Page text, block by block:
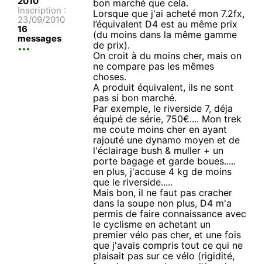
Inscription :
23/09/2010
16
messages
bon marché que cela.
Lorsque que j'ai acheté mon 7.2fx,
l’équivalent D4 est au même prix
(du moins dans la même gamme
de prix).
On croit à du moins cher, mais on
ne compare pas les mêmes
choses.
A produit équivalent, ils ne sont
pas si bon marché.
Par exemple, le riverside 7, déja
équipé de série, 750€.... Mon trek
me coute moins cher en ayant
rajouté une dynamo moyen et de
l'éclairage bush & muller + un
porte bagage et garde boues.....
en plus, j'accuse 4 kg de moins
que le riverside.....
Mais bon, il ne faut pas cracher
dans la soupe non plus, D4 m'a
permis de faire connaissance avec
le cyclisme en achetant un
premier vélo pas cher, et une fois
que j'avais compris tout ce qui ne
plaisait pas sur ce vélo (rigidité,